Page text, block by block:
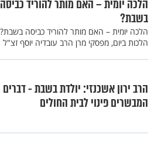
הלכה יומית – האם מותר להוריד כביסה
בשבת?
הלכות ביום, מפסקי מרן הרב עובדיה יוסף זצ"ל
הרב ירון אשכנזי: יולדת בשבת - דברים
המבשרים פינוי לבית החולים